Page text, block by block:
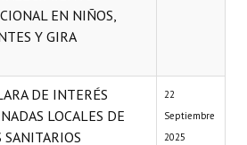
EN NIÑOS,
Y GIRA
DE INTERÉS
LOCALES DE
SANITARIOS
22
Septiembre
2025